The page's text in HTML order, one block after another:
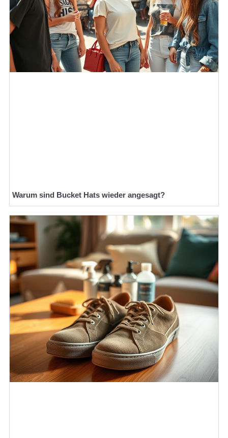
Warum sind Bucket Hats wieder angesagt?